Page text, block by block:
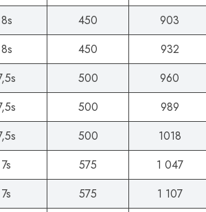
8s 450 903
8s 450 932
500 960
500 989
500 1018
7s 575 1 047
7s 575 1 107